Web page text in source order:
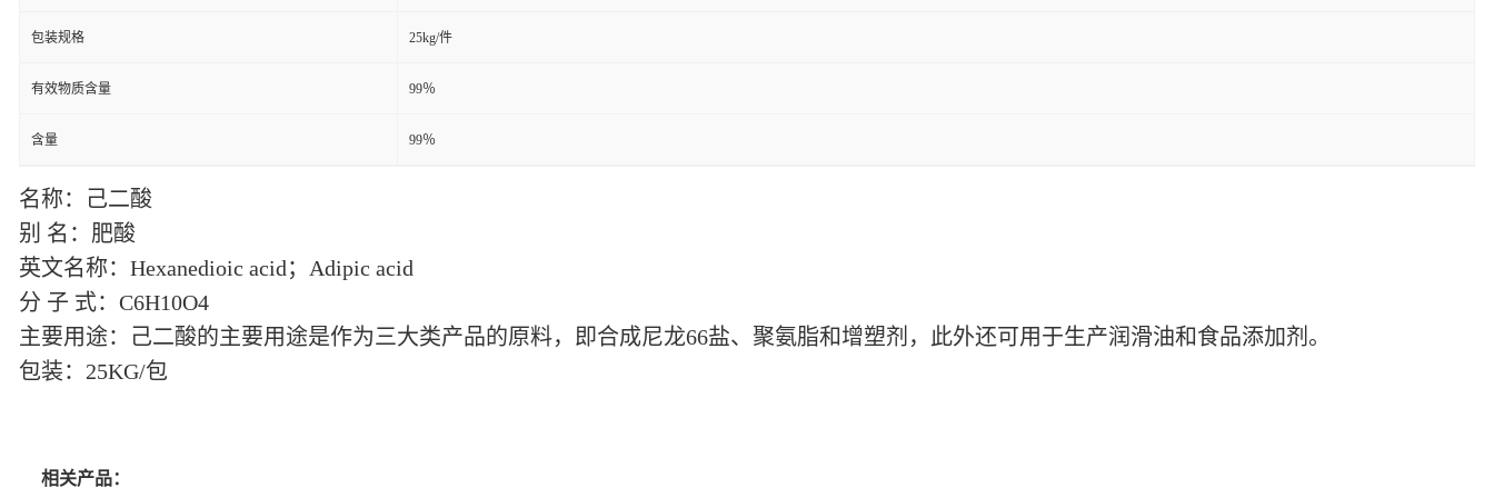
包装规格 25kg/件
有效物质含量 99％
含量 99％
名称：己二酸
别 名：肥酸
英文名称： Hexanedioic acid；Adipic acid
分 子 式： C6H10O4
主要用途：己二酸的主要用途是作为三大类产品的原料，即合成尼龙66盐、聚氨脂和增塑剂，此外还可用于生产润滑油和食品添加剂。
包装： 25KG/包
相关产品：